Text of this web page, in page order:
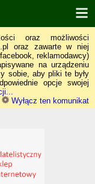
oraz możliwości
oraz zawarte w niej
reklamodawcy)
na urządzeniu
sobie, aby pliki te były
opcje swojej
Wyłącz ten komunikat